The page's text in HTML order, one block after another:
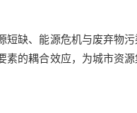
缺、能源危机与废弃物
的耦合效应，为城市资